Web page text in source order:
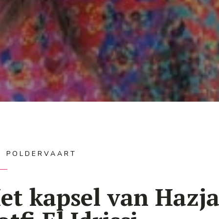
POLDERVAART
kapsel van